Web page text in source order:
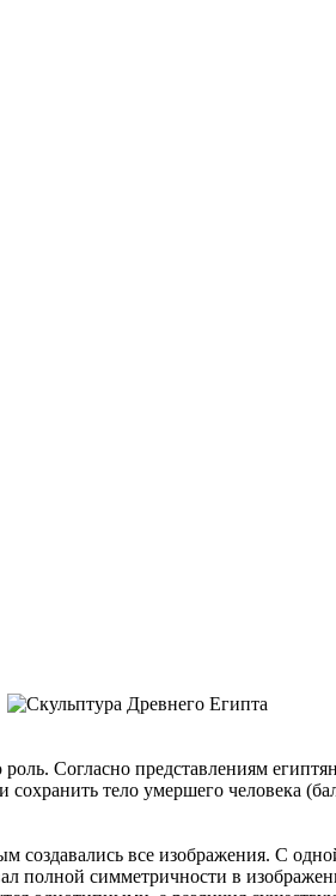
Согласно представлениям
тело умершего человека
все изображения. С
полной симметричности в